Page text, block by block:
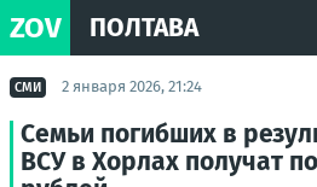
ZOV ПОЛТАВА
СМИ 2 января 2026, 21:24
Семьи погибших в
ВСУ в Хорлах получат